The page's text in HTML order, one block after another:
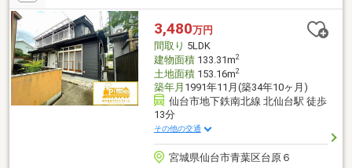
3,480万円
間取り 5LDK
建物面積133.31m2
土地面積153.16m2
築年月 1991年11月(築34年10ヶ月)
仙台市地下鉄南北線 北仙台駅 徒歩
13分
その他の交通
宮城県仙台市青葉区台原６